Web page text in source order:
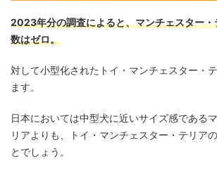
2023年分の調査によると、マンチェスター・
数はゼロ。
対して小型化されたトイ・マンチェスター・
ます。
日本においては中型犬に近いサイズ感である
リアよりも、トイ・マンチェスター・テリア
とでしょう。